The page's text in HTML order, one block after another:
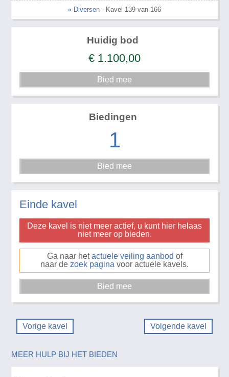
« Diversen - Kavel 139 van 166
Huidig bod
€ 1.100,00
Biedingen
1
Einde kavel
Deze kavel is niet meer actief, u kunt hier helaas
niet meer op bieden.
Ga naar hetactuele veiling aanbod of
naar de zoek pagina voor actuele kavels.
Vorige kavel Volgende kavel
MEER HULP BIJ HET BIEDEN